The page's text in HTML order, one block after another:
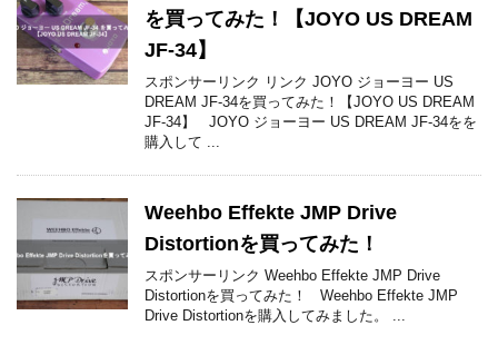
を買ってみた！【JOYO US DREAM
JF-34】
スポンサーリンク リンク JOYO ジョーヨー US
DREAM JF-34を買ってみた！【JOYO US DREAM
JF-34】 JOYO ジョーヨー US DREAM JF-34をを
購入して ...
Weehbo Effekte JMP Drive
Distortionを買ってみた！
スポンサーリンク Weehbo Effekte JMP Drive
Distortionを買ってみた！ Weehbo Effekte JMP
Drive Distortionを購入してみました。 ...